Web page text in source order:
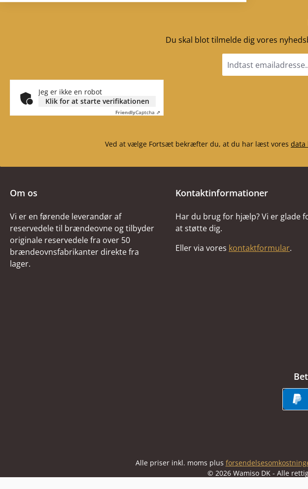
Du skal blot tilmelde dig vores
adresse
Jeg er ikke en robot
Klik for at starte verifikationen
FriendlyCaptcha ⇗
Ved at vælge Fortsæt bekræfter du, at du har læst vores data
Om os
Vi er en førende leverandør af
reservedele til brændeovne og tilbyder
originale reservedele fra over 50
brændeovnsfabrikanter direkte fra
lager.
Kontaktinformationer
Har du brug for hjælp? Vi er glade
at støtte dig.
Eller via vores kontaktformular.
Alle priser inkl. moms plus
© 2026 Wamiso DK - Alle